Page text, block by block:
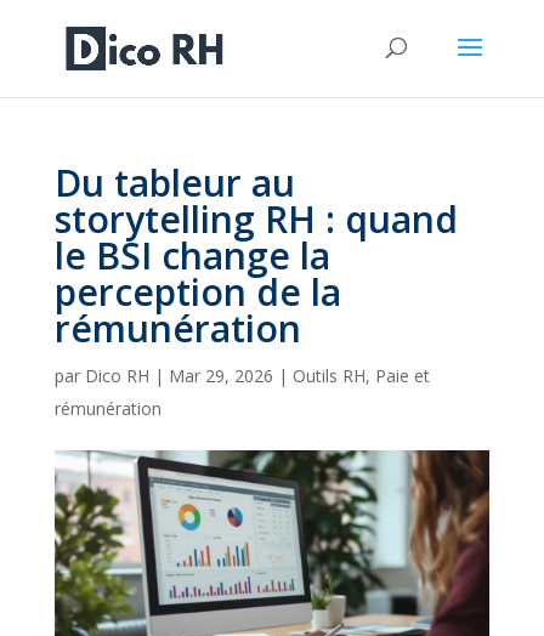
Du tableur au
storytelling RH : quand
le BSI change la
perception de la
rémunération
par Dico RH | Mar 29, 2026 | Outils RH, Paie et
rémunération